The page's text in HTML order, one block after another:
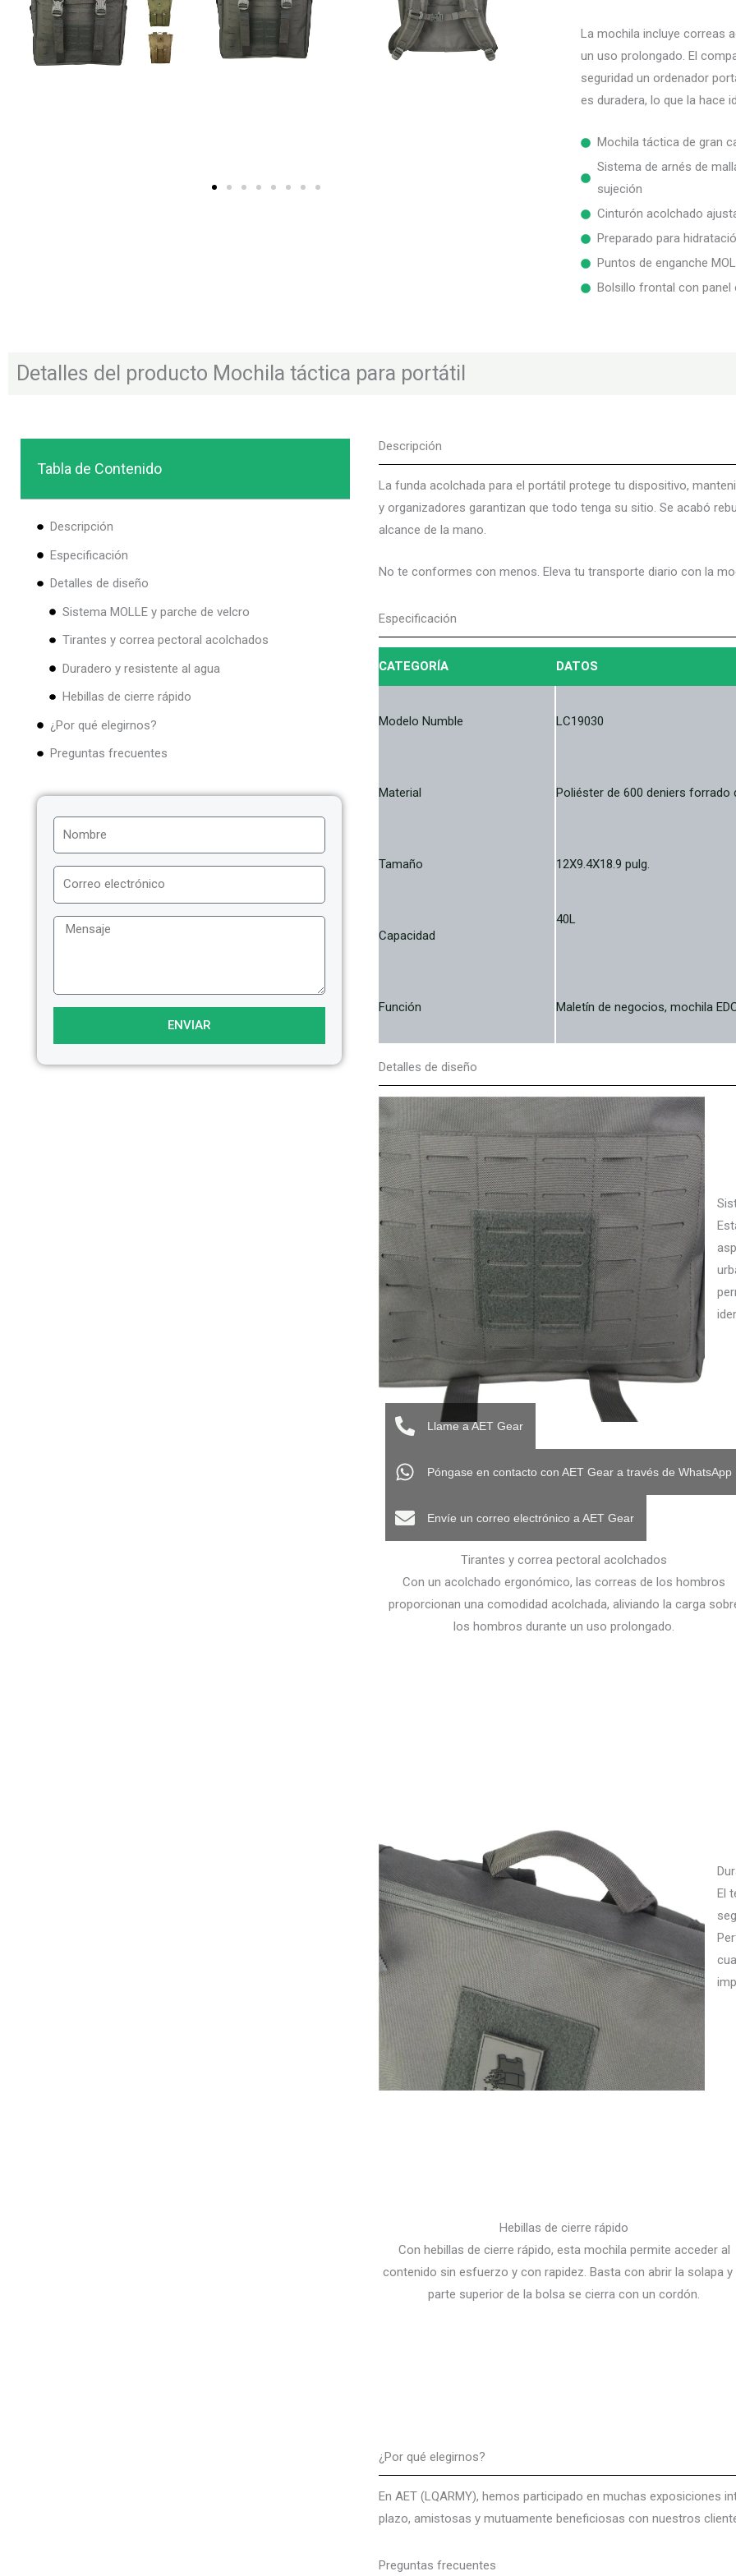
La mochila incluye correas
un uso prolongado. El
seguridad un ordenador
es duradera, lo que la hace
Mochila táctica de gran
Sistema de arnés de
sujeción
Cinturón acolchado
Preparado para
Puntos de enganche
Bolsillo frontal con panel
Detalles del producto Mochila táctica para portátil
Tabla de Contenido
Descripción
Especificación
Detalles de diseño
Sistema MOLLE y parche de velcro
Tirantes y correa pectoral acolchados
Duradero y resistente al agua
Hebillas de cierre rápido
¿Por qué elegirnos?
Preguntas frecuentes
ENVIAR
Descripción
La funda acolchada para el portátil protege tu dispositivo,
y organizadores garantizan que todo tenga su sitio. Se acabó
alcance de la mano.
No te conformes con menos. Eleva tu transporte diario con la
Especificación
CATEGORÍA DATOS
Modelo Numble LC19030
Material Poliéster de 600 deniers forrado
Tamaño 12X9.4X18.9 pulg.
Capacidad
40L
Función Maletín de negocios, mochila
Detalles de diseño
Tirantes y correa pectoral acolchados
Con un acolchado ergonómico, las correas de los hombros
proporcionan una comodidad acolchada, aliviando la carga
los hombros durante un uso prolongado.
El
Hebillas de cierre rápido
Con hebillas de cierre rápido, esta mochila permite acceder al
contenido sin esfuerzo y con rapidez. Basta con abrir la solapa y
parte superior de la bolsa se cierra con un cordón.
¿Por qué elegirnos?
En AET (LQARMY), hemos participado en muchas exposiciones
plazo, amistosas y mutuamente beneficiosas con nuestros
Preguntas frecuentes
Llame a AET Gear
Póngase en contacto con AET Gear a través de WhatsApp
Envíe un correo electrónico a AET Gear